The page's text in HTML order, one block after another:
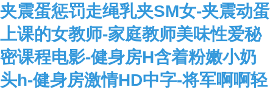
夹震蛋惩罚走绳乳夹SM女-夹震动蛋
上课的女教师-家庭教师美味性爱秘
密课程电影-健身房H含着粉嫩小奶
头h-健身房激情HD中字-将军啊啊轻